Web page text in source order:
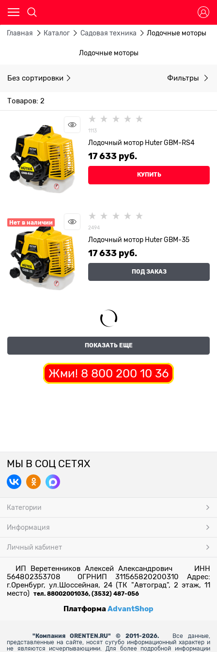
Главная Каталог Садовая техника Лодочные моторы
Лодочные моторы
Без сортировки Фильтры
Товаров: 2
1113
Лодочный мотор Huter GBM-RS4
17 633 руб.
КУПИТЬ
Нет в наличии
2494
Лодочный мотор Huter GBM-35
17 633 руб.
ПОД ЗАКАЗ
ПОКАЗАТЬ ЕЩЕ
Жми! 8 800 200 10 36
МЫ В СОЦ СЕТЯХ
Категории
Информация
Личный кабинет
ИП Веретенников Алексей Александрович ИНН
564802353708 ОГРНИП 311565820200310 Адрес:
г.Оренбург, ул.Шоссейная, 24 (ТК "Автоград", 2 этаж, 11
место) тел. 88002001036, (3532) 487-056
ПлатформаAdvantShop
" Компания ORENTEN.RU" © 2011-2026.
Все данные,
представленные на сайте, носят сугубо информационный характер и
не являются исчерпывающими. Для более подробной информации